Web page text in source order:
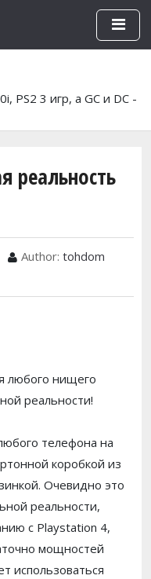
к основному
PS2 3 игр, а GC и DC -
реальность
Author: tohdom
любого нищего
реальности!
телефона на
коробкой из
Очевидно это
реальности,
с Playstation 4,
мощностей
использоваться